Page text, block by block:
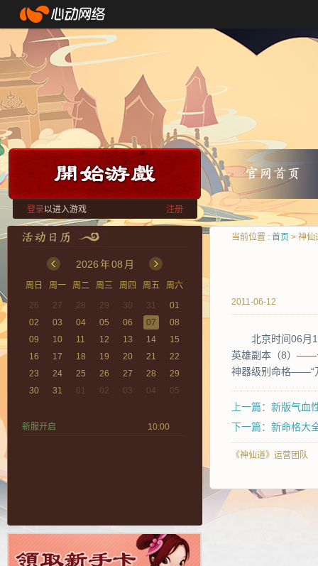
登录以进入游戏 注册
2026年08 月
周日 周一 周二 周三 周四 周五
周六
26
27 28 29 30 31
01
02
03 04 05 06 07
08
09
10 11 12 13 14
15
16
17 18 19 20 21
22
23
24 25 26 27 28
29
30
31 01 02 03 04 05
新服开启 10:00
当前位置 : 首页 > 神仙
2011-06-12
北京时间06月
英雄副本（8）——
神器级别 命格——“
上一篇：新版气血
下一篇：新命格大
《神仙道》运营团队